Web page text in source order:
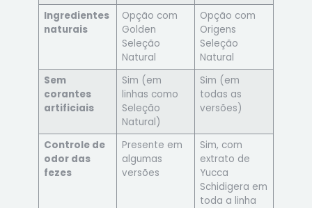
Ingredientes
naturais
Opção com
Golden
Seleção
Natural
Opção com
Origens
Seleção
Natural
Sem
corantes
artificiais
Sim (em
linhas como
Seleção
Natural)
Sim (em
todas as
versões)
Controle de
odor das
fezes
Presente em
algumas
versões
Sim, com
extrato de
Yucca
Schidigera em
toda a linha